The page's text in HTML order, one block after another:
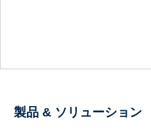
製品 & ソリューション